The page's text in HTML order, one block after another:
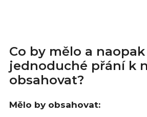
Co by mělo a
jednoduché přání k
obsahovat?
Mělo by obsahovat: